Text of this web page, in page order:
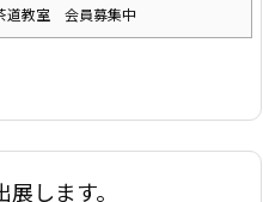
道教室 会員募集中
します。